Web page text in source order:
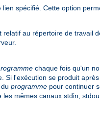
spécifié. Cette option
relatif au répertoire de travail
chaque fois qu'un
l'exécution se produit
programme pour continuer
les mêmes canaux stdin,